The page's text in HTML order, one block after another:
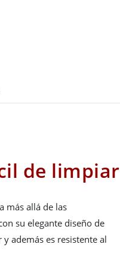
de limpiar
más allá de las
su elegante diseño de
además es resistente al